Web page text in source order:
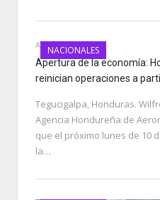
NACIONALES
AUGUST 5, 2020
Apertura de la economía:
reinician operaciones a
Tegucigalpa, Honduras.
Agencia Hondureña de
que el próximo lunes de 10
la…